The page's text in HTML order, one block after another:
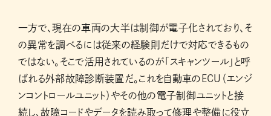
一方で、現在の車両の大半は制御が電子化されており、そ
の異常を調べるには従来の経験則だけで対応できるもの
ではない。そこで活用されているのが「スキャンツール」と呼
ばれる外部故障診断装置だ。これを自動車のECU（エンジ
ンコントロールユニット）やその他の電子制御ユニットと接
続し、故障コードやデータを読み取って修理や整備に役立